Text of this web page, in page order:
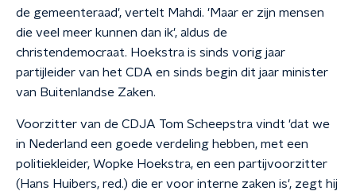
de gemeenteraad', vertelt Mahdi. 'Maar er zijn mensen
die veel meer kunnen dan ik', aldus de
christendemocraat. Hoekstra is sinds vorig jaar
partijleider van het CDA en sinds begin dit jaar minister
van Buitenlandse Zaken.
Voorzitter van de CDJA Tom Scheepstra vindt 'dat we
in Nederland een goede verdeling hebben, met een
politiekleider, Wopke Hoekstra, en een partijvoorzitter
(Hans Huibers, red.) die er voor interne zaken is', zegt hij